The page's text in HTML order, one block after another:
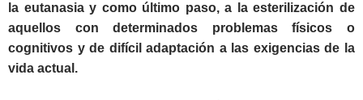
la eutanasia y como último paso, a la esterilización de
aquellos con determinados problemas físicos o
cognitivos y de difícil adaptación a las exigencias de la
vida actual.